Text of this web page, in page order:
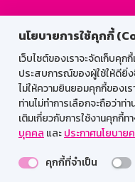
นโยบายการใช้คุกกี้
เว็บไซต์ของเราจะจัดเก็บคุ
ประสบการณ์ของผู้ใช้ให้ดียิ่
ไม่ให้ความยินยอมคุกกี้ของเ
ท่านไม่ทำการเลือกจะถือว่า
เติมเกี่ยวกับการใช้งานคุกกี้ท
บุคคล และประกาศนโยบาย
คุกกี้ที่จำเป็น
สำ
Web HR
เ